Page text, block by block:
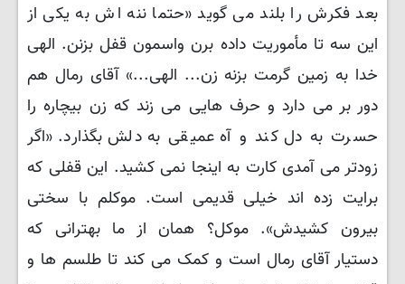
بعد فکرش را بلند می گوید «حتما ننه اش به یکی از
این سه تا مأموریت داده برن واسمون قفل بزنن. الهی
خدا به زمین گرمت بزنه زن... الهی...» آقای رمال هم
دور بر می دارد و حرف هایی می زند که زن بیچاره را
حسرت به دل کند و آه عمیقی به دلش بگذارد. «اگر
زودتر می آمدی کارت به اینجا نمی کشید. این قفلی که
برایت زده اند خیلی قدیمی است. موکلم با سختی
بیرون کشیدش». موکل؟ همان از ما بهترانی که
دستیار آقای رمال است و کمک می کند تا طلسم ها و